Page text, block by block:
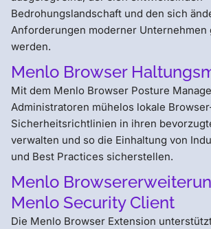
Bedrohungslandschaft und den sich
Anforderungen moderner Unternehmen
werden.
Menlo Browser
Mit dem Menlo Browser Posture
Administratoren mühelos lokale
Sicherheitsrichtlinien in ihren
verwalten und so die Einhaltung von
und Best Practices sicherstellen.
Menlo
Menlo Security Client
Die Menlo Browser Extension